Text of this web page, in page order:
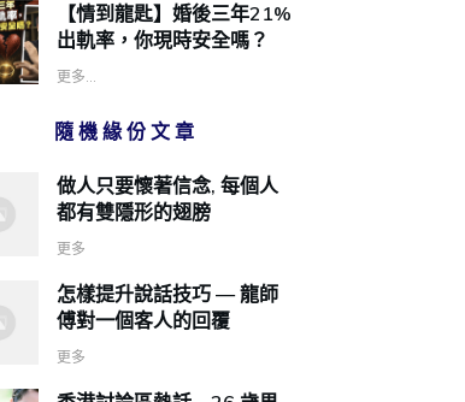
【情到龍匙】婚後三年21%
出軌率，你現時安全嗎？
更多...
隨機緣份文章
做人只要懷著信念, 每個人
都有雙隱形的翅膀
更多
怎樣提升說話技巧 — 龍師
傅對一個客人的回覆
更多